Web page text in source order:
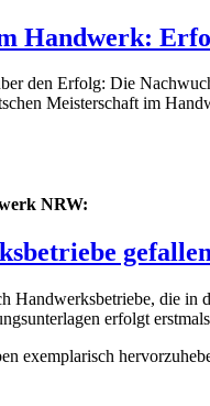
Handwerk:
den Erfolg: Die
Meisterschaft im
NRW:
gefallen
Handwerksbetriebe, die
erfolgt
exemplarisch